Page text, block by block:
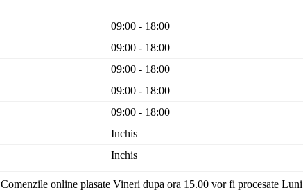
09:00 - 18:00
09:00 - 18:00
09:00 - 18:00
09:00 - 18:00
09:00 - 18:00
Inchis
Inchis
Comenzile online plasate Vineri dupa ora 15.00 vor fi procesate